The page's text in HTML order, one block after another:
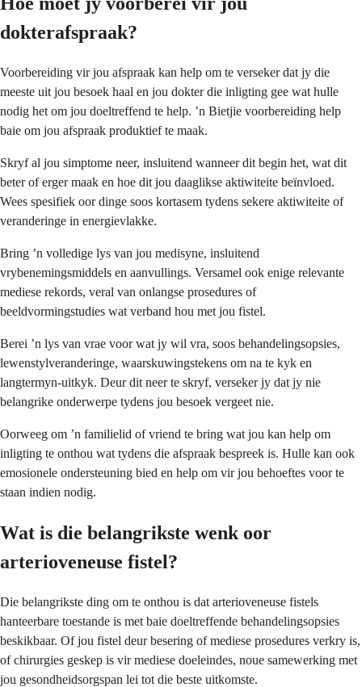
dokterafspraak?
Voorbereiding vir jou afspraak kan help om te verseker dat jy die
meeste uit jou besoek haal en jou dokter die inligting gee wat hulle
nodig het om jou doeltreffend te help. ’n Bietjie voorbereiding help
baie om jou afspraak produktief te maak.
Skryf al jou simptome neer, insluitend wanneer dit begin het, wat dit
beter of erger maak en hoe dit jou daaglikse aktiwiteite beïnvloed.
Wees spesifiek oor dinge soos kortasem tydens sekere aktiwiteite of
veranderinge in energievlakke.
Bring ’n volledige lys van jou medisyne, insluitend
vrybenemingsmiddels en aanvullings. Versamel ook enige relevante
mediese rekords, veral van onlangse prosedures of
beeldvormingstudies wat verband hou met jou fistel.
Berei ’n lys van vrae voor wat jy wil vra, soos behandelingsopsies,
lewenstylveranderinge, waarskuwingstekens om na te kyk en
langtermyn-uitkyk. Deur dit neer te skryf, verseker jy dat jy nie
belangrike onderwerpe tydens jou besoek vergeet nie.
Oorweeg om ’n familielid of vriend te bring wat jou kan help om
inligting te onthou wat tydens die afspraak bespreek is. Hulle kan ook
emosionele ondersteuning bied en help om vir jou behoeftes voor te
staan indien nodig.
Wat is die belangrikste wenk oor
arterioveneuse fistel?
Die belangrikste ding om te onthou is dat arterioveneuse fistels
hanteerbare toestande is met baie doeltreffende behandelingsopsies
beskikbaar. Of jou fistel deur besering of mediese prosedures verkry is,
of chirurgies geskep is vir mediese doeleindes, noue samewerking met
jou gesondheidsorgspan lei tot die beste uitkomste.